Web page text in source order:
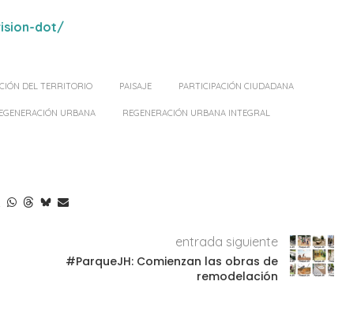
dot/
DEL TERRITORIO PAISAJE PARTICIPACIÓN CIUDADANA
URBANA REGENERACIÓN URBANA INTEGRAL
entrada siguiente
#ParqueJH: Comienzan las obras de
remodelación